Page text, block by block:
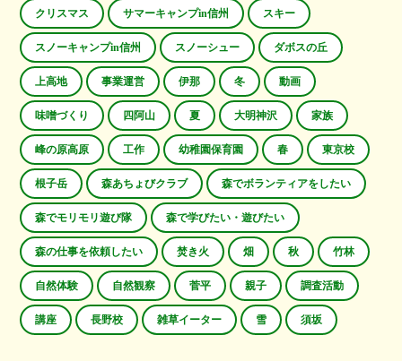
クリスマス サマーキャンプin信州 スキー
スノーキャンプin信州 スノーシュー ダボスの丘
上高地 事業運営 伊那 冬 動画
味噌づくり 四阿山 夏 大明神沢 家族
峰の原高原 工作 幼稚園保育園 春 東京校
根子岳 森あちょびクラブ 森でボランティアをしたい
森でモリモリ遊び隊 森で学びたい・遊びたい
森の仕事を依頼したい 焚き火 畑 秋 竹林
自然体験 自然観察 菅平 親子 調査活動
講座 長野校 雑草イーター 雪 須坂